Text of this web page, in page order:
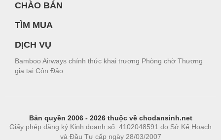
CHÀO BÁN
TÌM MUA
DỊCH VỤ
Bamboo Airways chính thức khai trương Phòng chờ Thương
gia tại Côn Đảo
Bản quyền 2006 - 2026 thuộc về chodansinh.net
Giấy phép đăng ký Kinh doanh số: 4102048591 do Sở Kế Hoạch
và Đầu Tư cấp ngày 28/03/2007